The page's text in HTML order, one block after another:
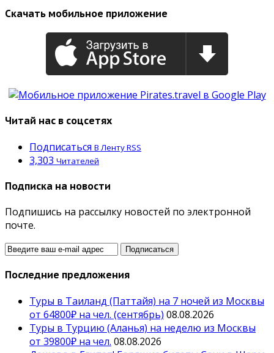
Скачать мобильное приложение
Читай нас в соцсетях
Подписаться В Ленту RSS
3,303 Читателей
Подписка на новости
Подпишись на рассылку новостей по электронной
почте.
Последние предложения
Туры в Таиланд (Паттайя) на 7 ночей из Москвы
от 64800₽ на чел. (сентябрь) 08.08.2026
Туры в Турцию (Аланья) на неделю из Москвы
от 39800₽ на чел. 08.08.2026